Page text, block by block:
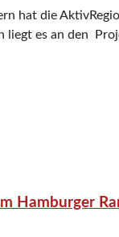
hat die
liegt es an den
Hamburger